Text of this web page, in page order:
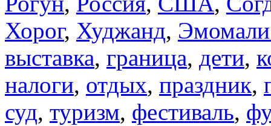
Хорог, Худжанд,
выставка, граница, дети,
налоги, отдых, праздник,
суд, туризм, фестиваль,